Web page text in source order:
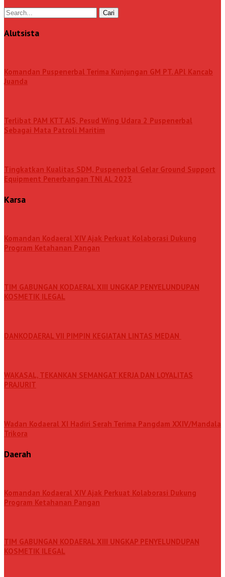
Alutsista
Komandan Puspenerbal Terima Kunjungan GM PT. APl Kancab
Juanda
Terlibat PAM KTT AIS, Pesud Wing Udara 2 Puspenerbal
Sebagai Mata Patroli Maritim
Tingkatkan Kualitas SDM, Puspenerbal Gelar Ground Support
Equipment Penerbangan TNl AL 2023
Karsa
Komandan Kodaeral XIV Ajak Perkuat Kolaborasi Dukung
Program Ketahanan Pangan
TIM GABUNGAN KODAERAL XIII UNGKAP PENYELUNDUPAN
KOSMETIK ILEGAL
DANKODAERAL VII PIMPIN KEGIATAN LINTAS MEDAN
WAKASAL, TEKANKAN SEMANGAT KERJA DAN LOYALITAS
PRAJURIT
Wadan Kodaeral XI Hadiri Serah Terima Pangdam XXIV/Mandala
Trikora
Daerah
Komandan Kodaeral XIV Ajak Perkuat Kolaborasi Dukung
Program Ketahanan Pangan
TIM GABUNGAN KODAERAL XIII UNGKAP PENYELUNDUPAN
KOSMETIK ILEGAL